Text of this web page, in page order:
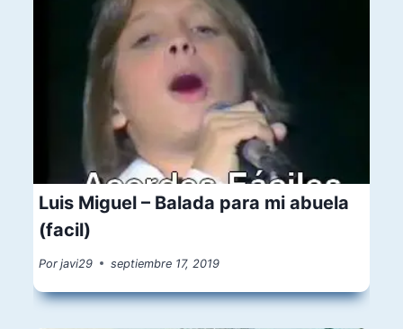
Luis Miguel – Balada para mi abuela
(facil)
Por javi29 septiembre 17, 2019